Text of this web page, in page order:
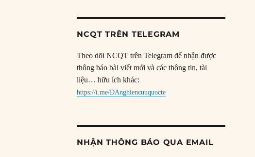
NCQT TRÊN TELEGRAM
Theo dõi NCQT trên Telegram để nhận được
thông báo bài viết mới và các thông tin, tài
liệu… hữu ích khác:
https://t.me/DAnghiencuuquocte
NHẬN THÔNG BÁO QUA EMAIL